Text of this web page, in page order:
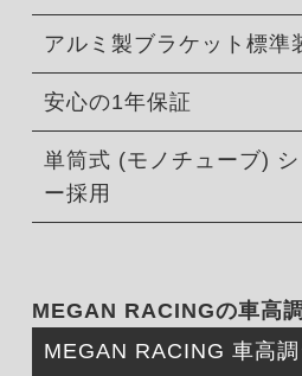
アルミ製ブラケット標準
安心の1年保証
単筒式 (モノチューブ)
ー採用
MEGAN RACINGの車高
MEGAN RACING 車高調